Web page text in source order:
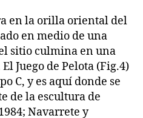
en la orilla oriental del
en medio de una
sitio culmina en una
Juego de Pelota (Fig.4)
C, y es aquí donde se
de la escultura de
Navarrete y